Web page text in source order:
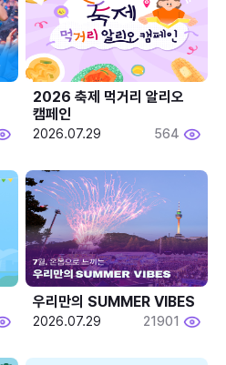
2026 축제 먹거리 알리오
캠페인
2026.07.29 564
우리만의 SUMMER VIBES
2026.07.29 21901